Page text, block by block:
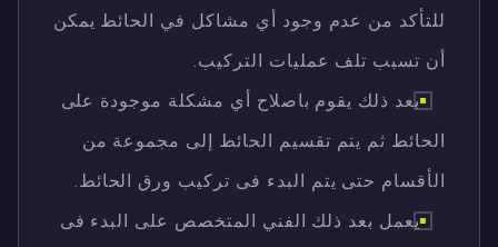
للتأكد من عدم وجود أي مشاكل في الحائط يمكن
أن تسبب تلف عمليات التركيب.
بعد ذلك يقوم باصلاح أي مشكلة موجودة على
الحائط ثم يتم تقسيم الحائط إلى مجموعة من
الأقسام حتى يتم البدء فى تركيب ورق الحائط.
يعمل بعد ذلك الفني المتخصص على البدء فى